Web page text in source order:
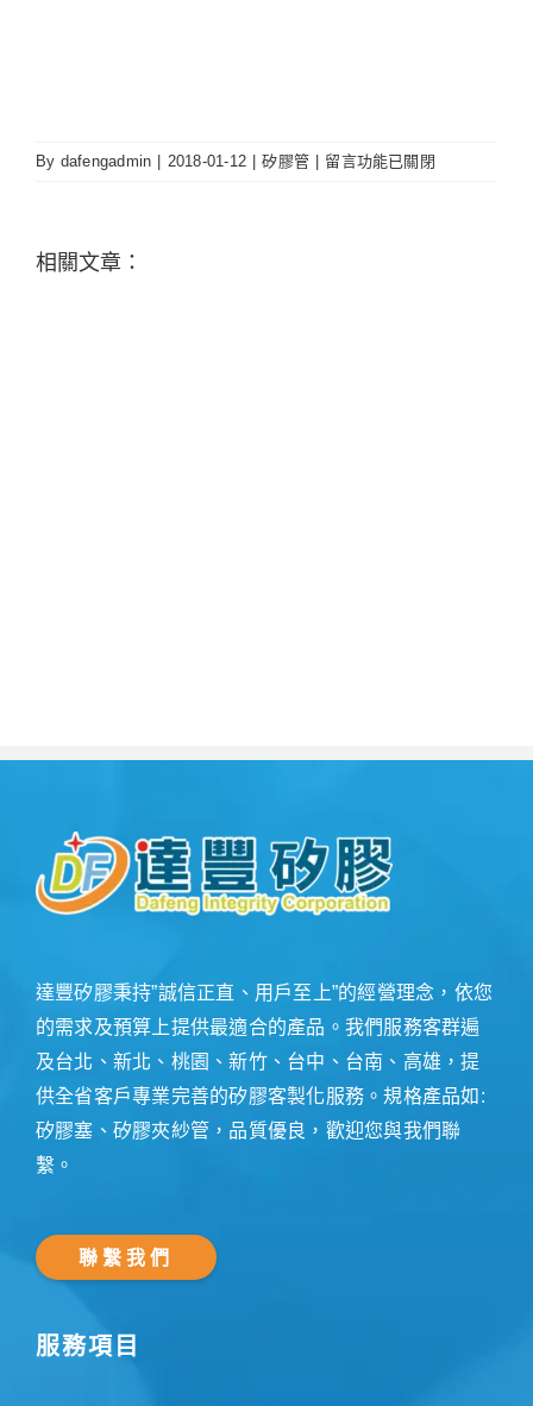
By dafengadmin 2018-01-12 矽膠管
在
留言功能已關閉
相關文章：
達豐矽膠秉持”誠信正直、用戶至上”的經營理念，依您
的需求及預算上提供最適合的產品。我們服務客群遍
及台北、新北、桃園、新竹、台中、台南、高雄，提
供全省客戶專業完善的矽膠客製化服務。規格產品如:
矽膠塞、矽膠夾紗管，品質優良，歡迎您與我們聯
繫。
聯繫我們
服務項目